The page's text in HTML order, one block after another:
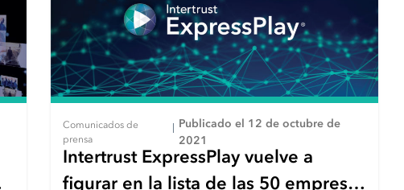
Comunicados de
prensa
Publicado el 12 de octubre de
2021
Intertrust ExpressPlay vuelve a
figurar en la lista de las 50 empresas